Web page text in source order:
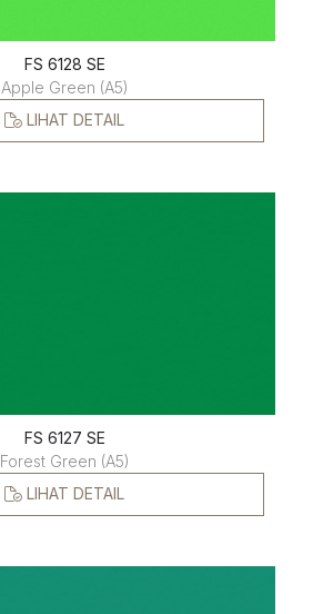
FS 6128 SE
Apple Green (A5)
LIHAT DETAIL
FS 6127 SE
Forest Green (A5)
LIHAT DETAIL